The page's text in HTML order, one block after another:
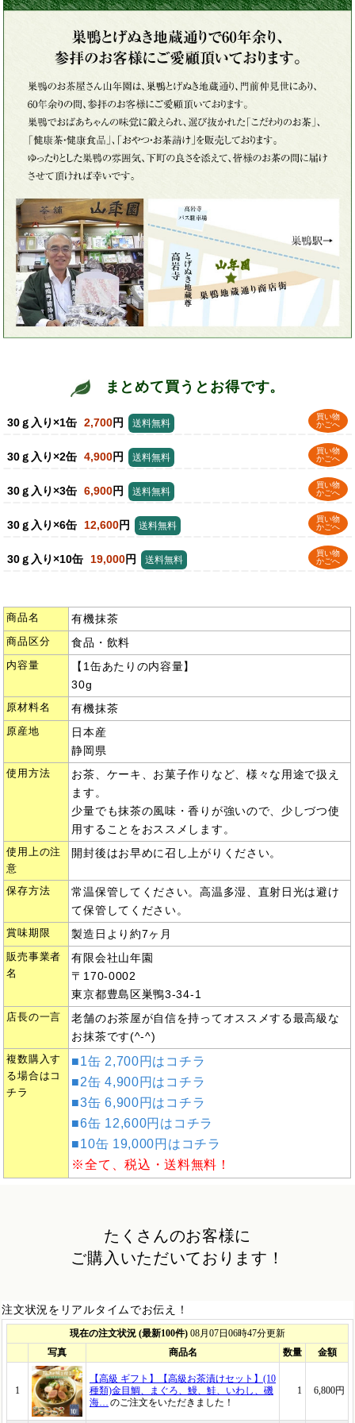
まとめて買うとお得です。
30ｇ入り×1缶 2,700円
買い物
かごへ
送料無料
30ｇ入り×2缶 4,900円
買い物
かごへ
送料無料
30ｇ入り×3缶 6,900円
買い物
かごへ
送料無料
30ｇ入り×6缶 12,600円
買い物
かごへ
送料無料
30ｇ入り×10缶 19,000円
買い物
かごへ
送料無料
商品名 有機抹茶
商品区分 食品・飲料
内容量
【1缶あたりの内容量】
30g
原材料名 有機抹茶
原産地
日本産
静岡県
使用方法
お茶、ケーキ、お菓子作りなど、様々な用途で扱え
ます。
少量でも抹茶の風味・香りが強いので、少しづつ使
用することをおススメします。
使用上の注
意
開封後はお早めに召し上がりください。
保存方法
常温保管してください。高温多湿、直射日光は避け
て保管してください。
賞味期限 製造日より約7ヶ月
販売事業者
名
有限会社山年園
〒170-0002
東京都豊島区巣鴨3-34-1
店長の一言
老舗のお茶屋が自信を持ってオススメする最高級な
お抹茶です(^-^)
複数購入す
る場合はコ
チラ
■1缶 2,700円はコチラ
■2缶 4,900円はコチラ
■3缶 6,900円はコチラ
■6缶 12,600円はコチラ
■10缶 19,000円はコチラ
※全て、税込・送料無料！
たくさんのお客様に
ご購入いただいております！
注文状況をリアルタイムでお伝え！